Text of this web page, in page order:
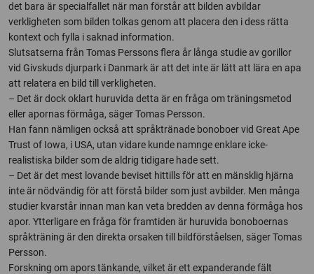
det bara är specialfallet när man förstår att bilden avbildar
verkligheten som bilden tolkas genom att placera den i dess rätta
kontext och fylla i saknad information.
Slutsatserna från Tomas Perssons flera år långa studie av gorillor
vid Givskuds djurpark i Danmark är att det inte är lätt att lära en apa
att relatera en bild till verkligheten.
– Det är dock oklart huruvida detta är en fråga om träningsmetod
eller apornas förmåga, säger Tomas Persson.
Han fann nämligen också att språktränade bonoboer vid Great Ape
Trust of Iowa, i USA, utan vidare kunde namnge enklare icke-
realistiska bilder som de aldrig tidigare hade sett.
– Det är det mest lovande beviset hittills för att en mänsklig hjärna
inte är nödvändig för att förstå bilder som just avbilder. Men många
studier kvarstår innan man kan veta bredden av denna förmåga hos
apor. Ytterligare en fråga för framtiden är huruvida bonoboernas
språkträning är den direkta orsaken till bildförståelsen, säger Tomas
Persson.
Forskning om apors tänkande, vilket är ett expanderande fält